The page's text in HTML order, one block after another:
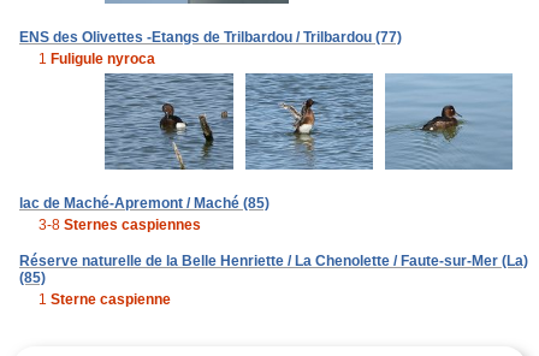
ENS des Olivettes -Etangs de Trilbardou / Trilbardou (77)
1 Fuligule nyroca
lac de Maché-Apremont / Maché (85)
3-8 Sternes caspiennes
Réserve naturelle de la Belle Henriette / La Chenolette / Faute-sur-Mer (La)
(85)
1 Sterne caspienne